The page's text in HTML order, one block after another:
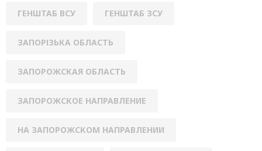
ГЕНШТАБ ВСУ ГЕНШТАБ ЗСУ
ЗАПОРІЗЬКА ОБЛАСТЬ
ЗАПОРОЖСКАЯ ОБЛАСТЬ
ЗАПОРОЖСКОЕ НАПРАВЛЕНИЕ
НА ЗАПОРОЖСКОМ НАПРАВЛЕНИИ